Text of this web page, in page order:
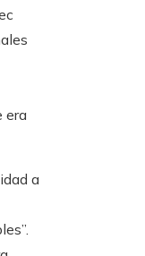
era
a